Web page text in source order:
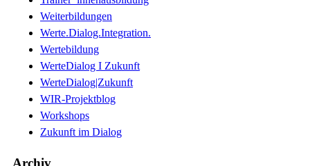
Weiterbildungen
Werte.Dialog.Integration.
Wertebildung
WerteDialog I Zukunft
WerteDialog|Zukunft
WIR-Projektblog
Workshops
Zukunft im Dialog
Archiv